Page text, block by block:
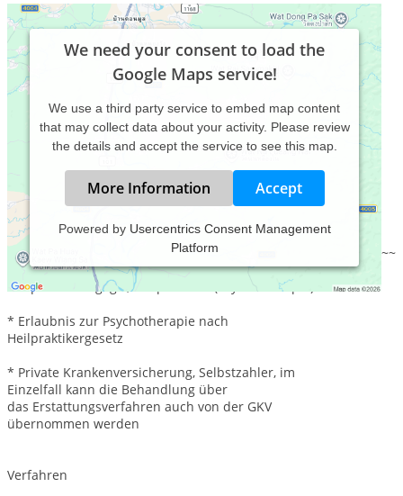
We need your consent to load the
Google Maps service!
We use a third party service to embed map content
that may collect data about your activity. Please review
the details and accept the service to see this map.
More Information Accept
Powered by Usercentrics Consent Management
Platform
~~~~~~~~~~~~~~~~~~~~~~~~~~~~~~~~~~~~~~~~~~~~~~~~~~~~~~
* Diplom-Pädagogik, Heilpraktiker (Psychotherapie)
* Erlaubnis zur Psychotherapie nach
Heilpraktikergesetz
* Private Krankenversicherung, Selbstzahler, im
Einzelfall kann die Behandlung über
das Erstattungsverfahren auch von der GKV
übernommen werden
Verfahren